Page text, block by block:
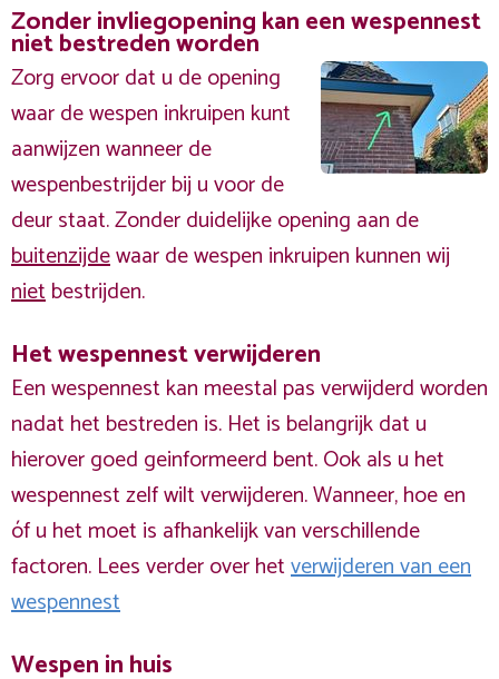
Zonder invliegopening kan een wespennest
niet bestreden worden
Zorg ervoor dat u de opening
waar de wespen inkruipen kunt
aanwijzen wanneer de
wespenbestrijder bij u voor de
deur staat. Zonder duidelijke opening aan de
buitenzijdewaar de wespen inkruipen kunnen wij
nietbestrijden.
Het wespennest verwijderen
Een wespennest kan meestal pas verwijderd worden
nadat het bestreden is. Het is belangrijk dat u
hierover goed geinformeerd bent. Ook als u het
wespennest zelf wilt verwijderen. Wanneer, hoe en
óf u het moet is afhankelijk van verschillende
factoren. Lees verder over hetverwijderen van een
wespennest
Wespen in huis